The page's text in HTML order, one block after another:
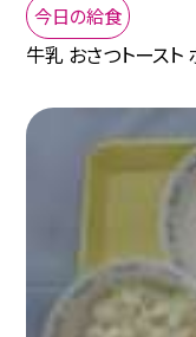
今日の給食
牛乳 おさつトースト